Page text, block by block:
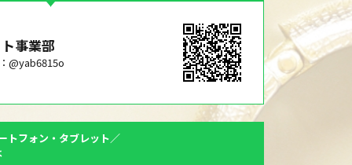
事業部
@yab6815o
トフォン・タブレット／